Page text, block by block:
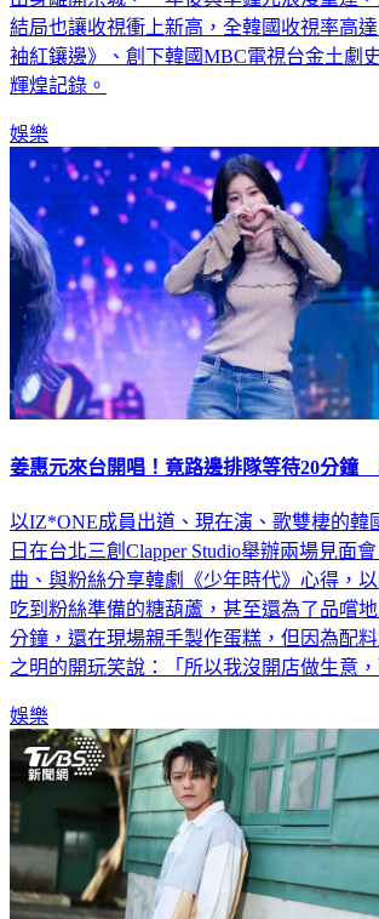
結局也讓收視衝上新高，全韓國收視率高
袖紅鑲邊》、創下韓國MBC電視台金土劇
輝煌記錄。
娛樂
姜惠元來台開唱！竟路邊排隊等待20分鐘
以IZ*ONE成員出道、現在演、歌雙棲的韓
日在台北三創Clapper Studio舉辦兩場見面
曲、與粉絲分享韓劇《少年時代》心得，
吃到粉絲準備的糖葫蘆，甚至還為了品嚐
分鐘，還在現場親手製作蛋糕，但因為配
之明的開玩笑說：「所以我沒開店做生意，
娛樂